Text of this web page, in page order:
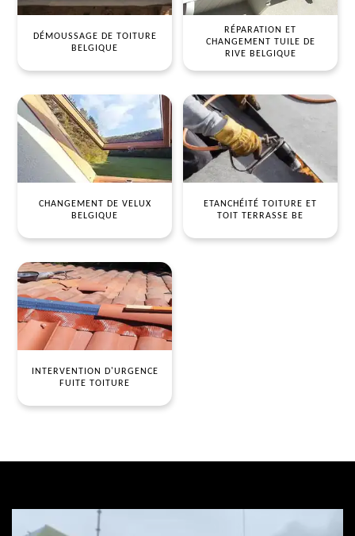
DÉMOUSSAGE DE TOITURE
BELGIQUE
RÉPARATION ET
CHANGEMENT TUILE DE
RIVE BELGIQUE
CHANGEMENT DE VELUX
BELGIQUE
ETANCHÉITÉ TOITURE ET
TOIT TERRASSE BE
INTERVENTION D'URGENCE
FUITE TOITURE